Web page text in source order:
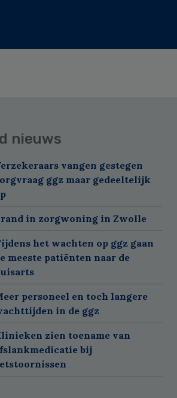
nieuws
vangen gestegen
ggz maar gedeeltelijk
in zorgwoning in Zwolle
het wachten op ggz gaan
meeste patiënten naar de
personeel en toch langere
in de ggz
zien toename van
bij